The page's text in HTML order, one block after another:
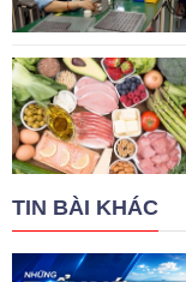
TIN BÀI KHÁC